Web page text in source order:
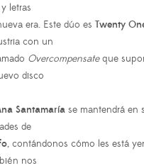
letras
era. Este dúo es Twenty
con un
Overcompensateque
disco
Santamaría se mantendrá en
de
, contándonos cómo les está
nos